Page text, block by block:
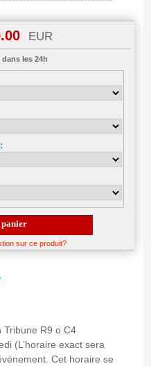
EUR
les 24h
sur ce produit?
Tribune R9 o C4
(L’horaire exact sera
Cet horaire se